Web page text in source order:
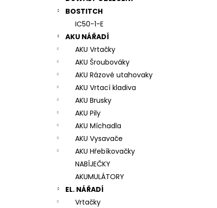
BOSTITCH
IC50-1-E
AKU NÁŘADÍ
AKU Vrtačky
AKU Šroubováky
AKU Rázové utahovaky
AKU Vrtací kladiva
AKU Brusky
AKU Pily
AKU Míchadla
AKU Vysavače
AKU Hřebíkovačky
NABÍJEČKY
AKUMULÁTORY
EL. NÁŘADÍ
Vrtačky
7# N196034 RYCHLOUPÍNACÍ SKLÍČIDLO
944 Kč